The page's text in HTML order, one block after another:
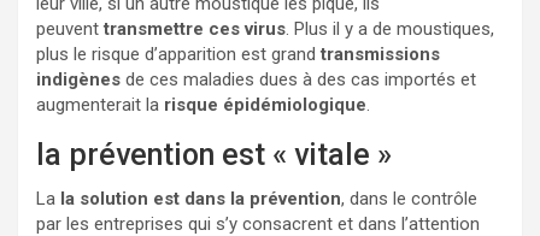
peuventtransmettre ces virus. Plus il y a de moustiques,
plus le risque d’apparition est grandtransmissions
indigènes de ces maladies dues à des cas importés et
augmenterait la risque épidémiologique.
la prévention est « vitale »
La la solution est dans la prévention, dans le contrôle
par les entreprises qui s’y consacrent et dans l’attention